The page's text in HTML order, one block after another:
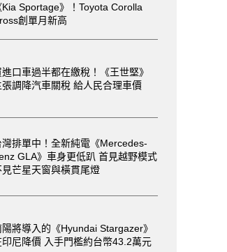
Kia Sportage》！Toyota Corolla
創單月新高
進口車過半都在繳稅！《王世堅》
張調降汽車關稅 給人民合理車價
灣排單中！全新純電《Mercedes-
GLA》車身更低趴 首見越野模式
見芒星天窗與橫貫尾燈
陽將導入的《Hyundai Stargazer》
印尼降價 入手門檻約台幣43.2萬元